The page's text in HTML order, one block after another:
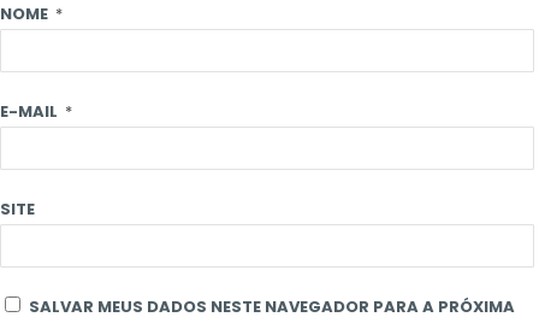
NOME *
E-MAIL *
SITE
SALVAR MEUS DADOS NESTE NAVEGADOR PARA A PRÓXIMA